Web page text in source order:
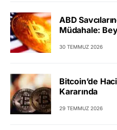
ABD
Müdahale:
30 TEMMUZ 2026
Bitcoin’de
Kararında
29 TEMMUZ 2026